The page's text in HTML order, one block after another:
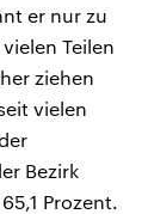
er nur zu
Teilen
ziehen
vielen
Bezirk
Prozent.